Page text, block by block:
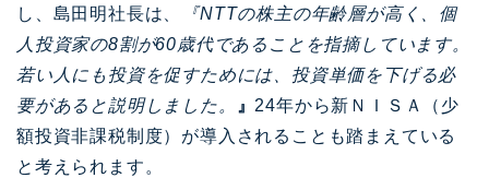
し、島田明社長は、
『NTTの株主の年齢層が高く、個
人投資家の8割が60歳代であることを指摘しています。
若い人にも投資を促すためには、投資単価を下げる必
要があると説明しました。
』 24年から新ＮＩＳＡ（少
額投資非課税制度）が導入されることも踏まえている
と考えられます。